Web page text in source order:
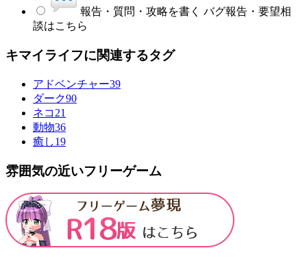
報告・質問・攻略を書く バグ報告・要望相
談はこちら
キマイライフに関連するタグ
アドベンチャー39
ダーク90
ネコ 21
動物36
癒し19
雰囲気の近いフリーゲーム